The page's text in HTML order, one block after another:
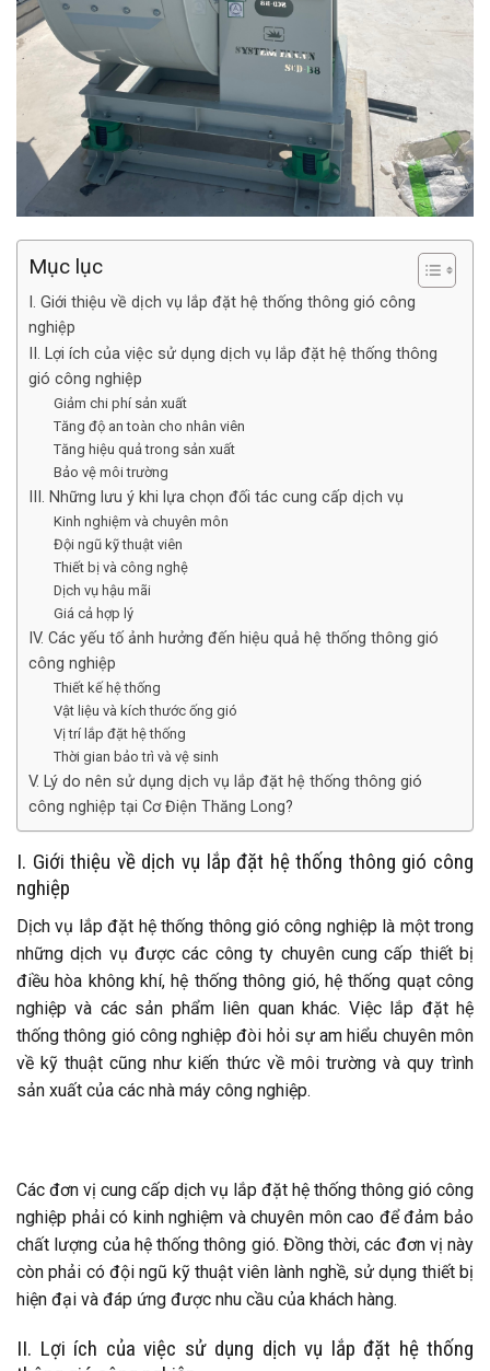
Mục lục
I. Giới thiệu về dịch vụ lắp đặt hệ thống thông gió công
nghiệp
II. Lợi ích của việc sử dụng dịch vụ lắp đặt hệ thống thông
gió công nghiệp
Giảm chi phí sản xuất
Tăng độ an toàn cho nhân viên
Tăng hiệu quả trong sản xuất
Bảo vệ môi trường
III. Những lưu ý khi lựa chọn đối tác cung cấp dịch vụ
Kinh nghiệm và chuyên môn
Đội ngũ kỹ thuật viên
Thiết bị và công nghệ
Dịch vụ hậu mãi
Giá cả hợp lý
IV. Các yếu tố ảnh hưởng đến hiệu quả hệ thống thông gió
công nghiệp
Thiết kế hệ thống
Vật liệu và kích thước ống gió
Vị trí lắp đặt hệ thống
Thời gian bảo trì và vệ sinh
V. Lý do nên sử dụng dịch vụ lắp đặt hệ thống thông gió
công nghiệp tại Cơ Điện Thăng Long?
I. Giới thiệu về dịch vụ lắp đặt hệ thống thông gió công
nghiệp
Dịch vụ lắp đặt hệ thống thông gió công nghiệp là một trong
những dịch vụ được các công ty chuyên cung cấp thiết bị
điều hòa không khí, hệ thống thông gió, hệ thống quạt công
nghiệp và các sản phẩm liên quan khác. Việc lắp đặt hệ
thống thông gió công nghiệp đòi hỏi sự am hiểu chuyên môn
về kỹ thuật cũng như kiến thức về môi trường và quy trình
sản xuất của các nhà máy công nghiệp.
Các đơn vị cung cấp dịch vụ lắp đặt hệ thống thông gió công
nghiệp phải có kinh nghiệm và chuyên môn cao để đảm bảo
chất lượng của hệ thống thông gió. Đồng thời, các đơn vị này
còn phải có đội ngũ kỹ thuật viên lành nghề, sử dụng thiết bị
hiện đại và đáp ứng được nhu cầu của khách hàng.
II. Lợi ích của việc sử dụng dịch vụ lắp đặt hệ thống